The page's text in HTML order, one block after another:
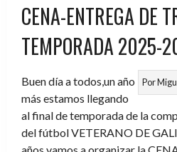
CENA-ENTREGA DE
TEMPORADA 2025-
Por
Buen día a todos,un año
más estamos llegando
al final de temporada de la
del fútbol VETERANO DE
años vamos a organizar la